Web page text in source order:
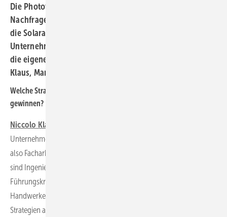
Die Photovoltaik brummt. Doch mit steigender
Nachfrage wächst auch der Bedarf an Fachkräften, die
die Solaranlagen planen und errichten. Wie
Unternehmen geeignetes Personal am Markt finden und
die eigenen Mitarbeiter:innen halten, erklärt Niccolo
Klaus, Managing Partner bei Climatetech Talents.
Welche Strategien kann ein Unternehmen fahren, um Fachkräfte zu
gewinnen?
Niccolo Klaus:
Unternehmen sucht. Wir unterscheiden hier zwischen Blue Collar,
also Facharbeiter oder Handwerker, und White Collar Segment. Das
sind Ingenieure, Projektplaner, Vertriebsmitarbeiter oder auch
Führungskräfte. Wenn das Unternehmen beispielsweise
Handwerker wie Elektriker oder auch Elektroplaner sucht, sind die
Strategien anders als wenn es Ingenieure oder einen Vertriebsleiter